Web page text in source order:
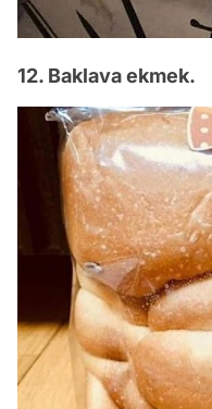
12. Baklava ekmek.